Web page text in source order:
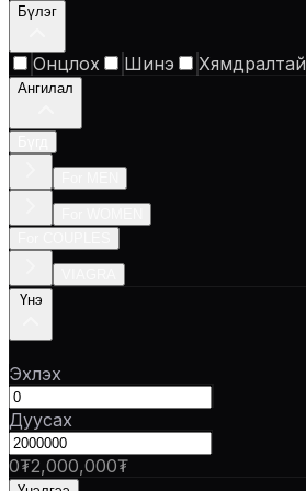
Бүлэг
Онцлох Шинэ Хямдралтай
Ангилал
Үнэ
Эхлэх
Дуусах
0₮2,000,000₮